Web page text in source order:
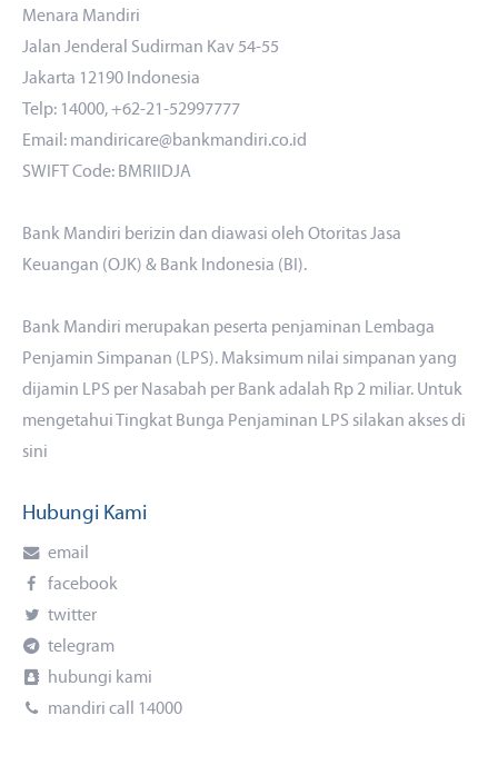
Menara Mandiri
Jalan Jenderal Sudirman Kav 54-55
Jakarta 12190 Indonesia
Telp: 14000, +62-21-52997777
Email: mandiricare@bankmandiri.co.id
SWIFT Code: BMRIIDJA
Bank Mandiri berizin dan diawasi oleh Otoritas Jasa
Keuangan (OJK) & Bank Indonesia (BI).
Bank Mandiri merupakan peserta penjaminan Lembaga
Penjamin Simpanan (LPS). Maksimum nilai simpanan yang
dijamin LPS per Nasabah per Bank adalah Rp 2 miliar. Untuk
mengetahui Tingkat Bunga Penjaminan LPS silakan akses di
sini
Hubungi Kami
email
facebook
twitter
telegram
hubungi kami
mandiri call 14000